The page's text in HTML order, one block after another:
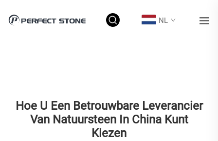
NL
Hoe U Een Betrouwbare Leverancier
Van Natuursteen In China Kunt
Kiezen